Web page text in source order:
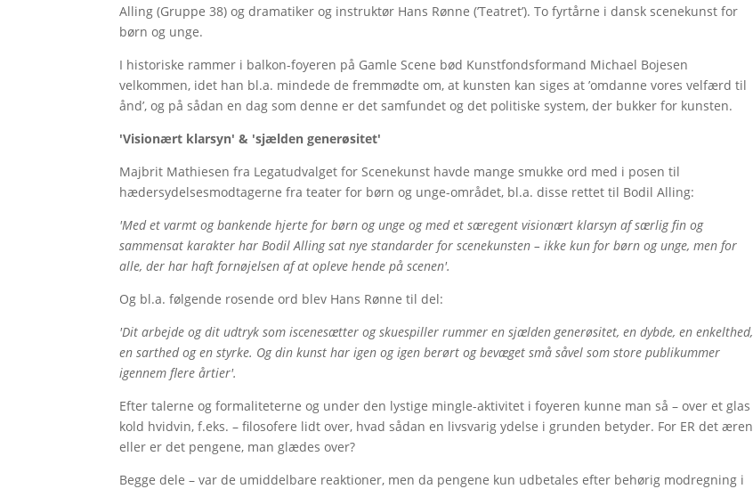
Alling (Gruppe 38) og dramatiker og instruktør Hans Rønne (’Teatret’). To fyrtårne i dansk scenekunst for
børn og unge.
I historiske rammer i balkon-foyeren på Gamle Scene bød Kunstfondsformand Michael Bojesen
velkommen, idet han bl.a. mindede de fremmødte om, at kunsten kan siges at ’omdanne vores velfærd til
ånd’, og på sådan en dag som denne er det samfundet og det politiske system, der bukker for kunsten.
'Visionært klarsyn' & 'sjælden generøsitet'
Majbrit Mathiesen fra Legatudvalget for Scenekunst havde mange smukke ord med i posen til
hædersydelsesmodtagerne fra teater for børn og unge-området, bl.a. disse rettet til Bodil Alling:
'Med et varmt og bankende hjerte for børn og unge og med et særegent visionært klarsyn af særlig fin og
sammensat karakter har Bodil Alling sat nye standarder for scenekunsten – ikke kun for børn og unge, men for
alle, der har haft fornøjelsen af at opleve hende på scenen'.
Og bl.a. følgende rosende ord blev Hans Rønne til del:
'Dit arbejde og dit udtryk som iscenesætter og skuespiller rummer en sjælden generøsitet, en dybde, en enkelthed,
en sarthed og en styrke. Og din kunst har igen og igen berørt og bevæget små såvel som store publikummer
igennem flere årtier'.
Efter talerne og formaliteterne og under den lystige mingle-aktivitet i foyeren kunne man så – over et glas
kold hvidvin, f.eks. – filosofere lidt over, hvad sådan en livsvarig ydelse i grunden betyder. For ER det æren
eller er det pengene, man glædes over?
Begge dele – var de umiddelbare reaktioner, men da pengene kun udbetales efter behørig modregning i